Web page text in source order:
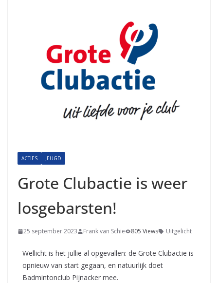
ACTIES JEUGD
Grote Clubactie is weer
losgebarsten!
25 september 2023 Frank van Schie 805 Views Uitgelicht
Wellicht is het jullie al opgevallen: de Grote Clubactie is
opnieuw van start gegaan, en natuurlijk doet
Badmintonclub Pijnacker mee.